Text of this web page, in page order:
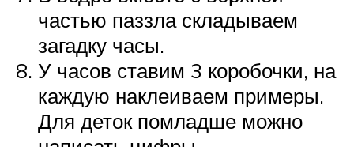
частью паззла складываем
загадку часы.
У часов ставим 3 коробочки, на
каждую наклеиваем примеры.
Для деток помладше можно